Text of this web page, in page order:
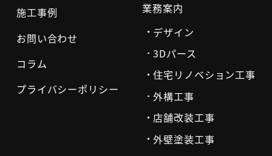
施工事例
お問い合わせ
コラム
プライバシーポリシー
業務案内
デザイン
3Dパース
住宅リノベション工事
外構工事
店舗改装工事
外壁塗装工事